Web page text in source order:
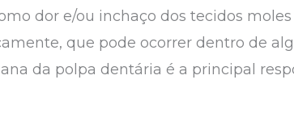
dor e/ou inchaço dos tecidos
que pode ocorrer dentro de
da polpa dentária é a principal